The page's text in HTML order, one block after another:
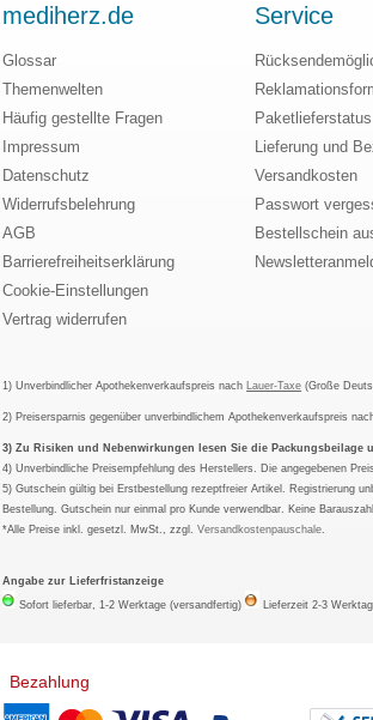
mediherz.de
Glossar
Themenwelten
Häufig gestellte Fragen
Impressum
Datenschutz
Widerrufsbelehrung
AGB
Barrierefreiheitserklärung
Cookie-Einstellungen
Vertrag widerrufen
Service
Paketlieferstatus
Lieferung und
Versandkosten
Passwort
Bestellschein
1) Unverbindlicher Apothekenverkaufspreis nach Lauer-Taxe (Große
2) Preisersparnis gegenüber unverbindlichem Apothekenverkaufspreis
3) Zu Risiken und Nebenwirkungen lesen Sie die
4) Unverbindliche Preisempfehlung des Herstellers. Die angegebenen
5) Gutschein gültig bei Erstbestellung rezeptfreier Artikel. Registrierung
Bestellung. Gutschein nur einmal pro Kunde verwendbar. Keine
*Alle Preise inkl. gesetzl. MwSt., zzgl.Versandkostenpauschale.
Angabe zur Lieferfristanzeige
Sofort lieferbar, 1-2 Werktage (versandfertig)
Lieferzeit 2-3
Bezahlung